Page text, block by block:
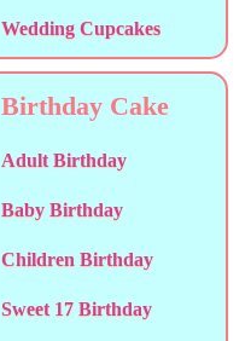
Wedding Cupcakes
Birthday Cake
Adult Birthday
Baby Birthday
Children Birthday
Sweet 17 Birthday